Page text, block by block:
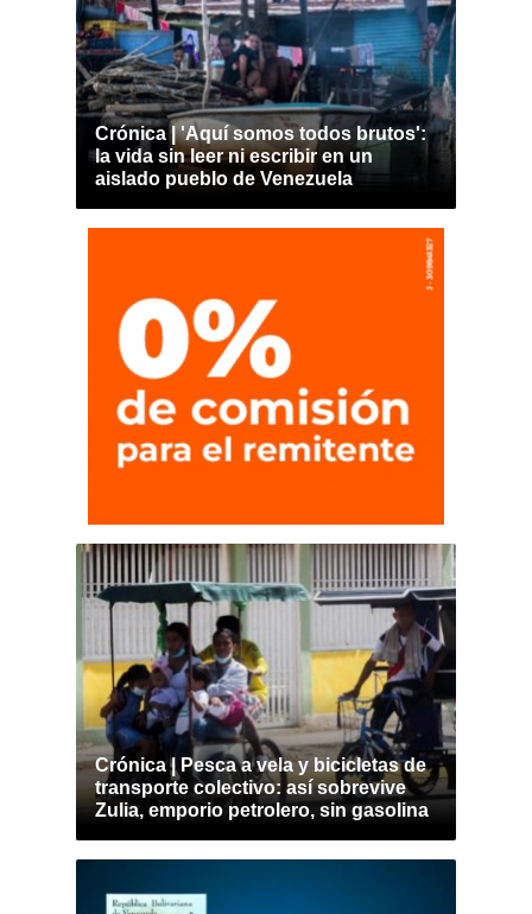
Crónica | 'Aquí somos todos brutos':
la vida sin leer ni escribir en un
aislado pueblo de Venezuela
Crónica | Pesca a vela y bicicletas de
transporte colectivo: así sobrevive
Zulia, emporio petrolero, sin gasolina